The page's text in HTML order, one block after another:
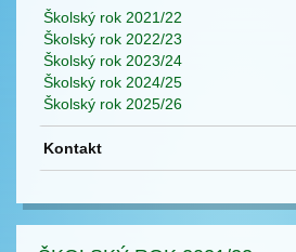
Školský rok 2021/22
Školský rok 2022/23
Školský rok 2023/24
Školský rok 2024/25
Školský rok 2025/26
Kontakt